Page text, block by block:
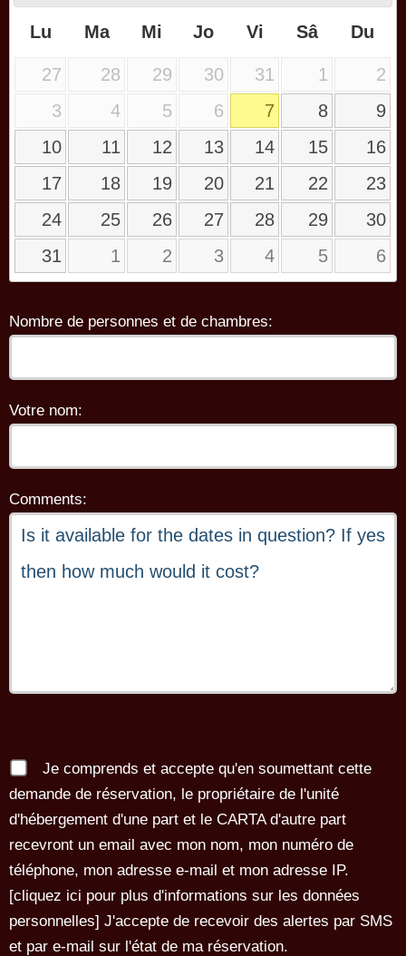
Lu Ma Mi Jo Vi Sâ Du
27 28 29 30 31 1
2
3
4 5 6 7 8
9
10
11 12 13 14 15
16
17
18 19 20 21 22
23
24
25 26 27 28 29
30
31
1 2 3 4 5 6
Nombre de personnes et de chambres:
Votre nom:
Comments:
Je comprends et accepte qu'en soumettant cette
demande de réservation, le propriétaire de l'unité
d'hébergement d'une part et le CARTA d'autre part
recevront un email avec mon nom, mon numéro de
téléphone, mon adresse e-mail et mon adresse IP.
[cliquez ici pour plus d'informations sur les données
personnelles] J'accepte de recevoir des alertes par SMS
et par e-mail sur l'état de ma réservation.